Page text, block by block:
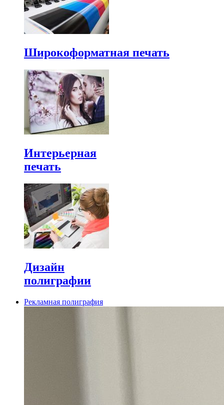
Широкоформатная печать
Интерьерная
печать
Дизайн
полиграфии
Рекламная полиграфия